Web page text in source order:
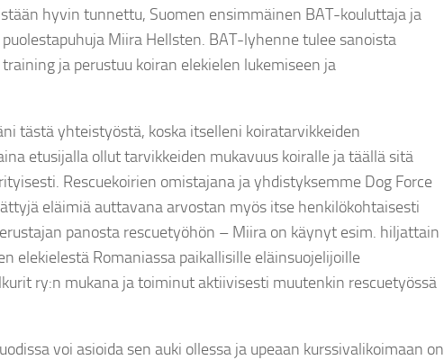
hyvin tunnettu, Suomen ensimmäinen BAT-kouluttaja ja
Miira Hellsten. BAT-lyhenne tulee sanoista
ja perustuu koiran elekielen lukemiseen ja
tästä yhteistyöstä, koska itselleni koiratarvikkeiden
etusijalla ollut tarvikkeiden mukavuus koiralle ja täällä sitä
Rescuekoirien omistajana ja yhdistyksemme Dog Force
eläimiä auttavana arvostan myös itse henkilökohtaisesti
panosta rescuetyöhön – Miira on käynyt esim. hiljattain
elekielestä Romaniassa paikallisille eläinsuojelijoille
ry:n mukana ja toiminut aktiivisesti muutenkin rescuetyössä
voi asioida sen auki ollessa ja upeaan kurssivalikoimaan on